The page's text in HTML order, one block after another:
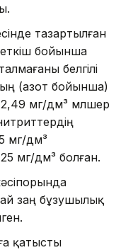
тазартылған
бойынша
белгілі
(азот бойынша)
мг/дм³ мөлшер
мг/дм³
мг/дм³ болған.
заң бұзушылық
қатысты